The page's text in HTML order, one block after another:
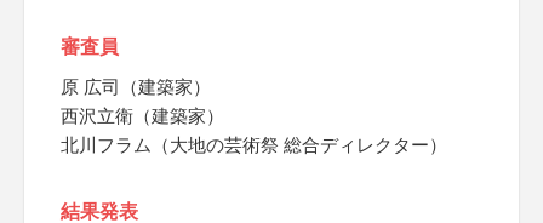
審査員
原 広司（建築家）
西沢立衛（建築家）
北川フラム（大地の芸術祭 総合ディレクター）
結果発表